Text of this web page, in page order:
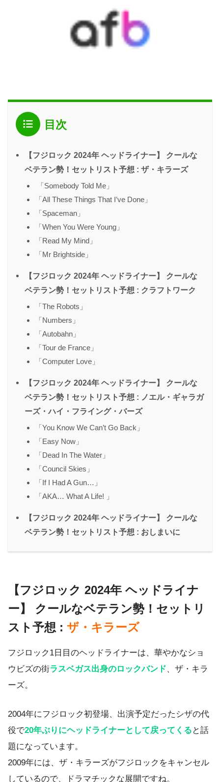
目次
【フジロック 2024年 ヘッドライナー】 クールな
ベテラン勢！セットリスト予想 : ザ・キラーズ
「Somebody Told Me」
「All These Things That I’ve Done」
「Spaceman」
「When You Were Young」
「Read My Mind」
「Mr Brightside」
【フジロック 2024年 ヘッドライナー】 クールな
ベテラン勢！セットリスト予想 : クラフトワーク
「The Robots」
「Numbers」
「Autobahn」
「Tour de France」
「Computer Love」
【フジロック 2024年 ヘッドライナー】 クールな
ベテラン勢！セットリスト予想 : ノエル・ギャラガ
ーズ・ハイ・フライング・バーズ
「You Know We Can’t Go Back」
「Easy Now」
「Dead In The Water」
「Council Skies」
「If I Had A Gun…」
「AKA… What A Life! 」
【フジロック 2024年 ヘッドライナー】 クールな
ベテラン勢！セットリスト予想 : おしまいに
【フジロック 2024年 ヘッドライナ
ー】 クールなベテラン勢！セットリ
スト予想 : ザ・キラーズ
フジロック1日目のヘッドライナーは、華やかなショ
ウビズの街ラスベガス出身のロックバンド、ザ・キラ
ーズ。
2004年にフジロック初登場、出演予定だったシザの代
役で20年ぶりにヘッドライナーとして戻ってくる と話
題になっています。
2009年には、ザ・キラーズがフジロックをキャンセル
しているので、ドラマチックな展開ですね。